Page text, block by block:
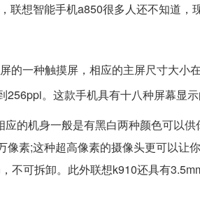
想智能手机a850很多人还不知道，
一种触摸屏，相应的主屏尺寸大小
256ppi。这款手机具有十八种屏幕显
机身一般是有黑白两种颜色可以供
素;这种超高像素的摄像头更可以让
不可拆卸。此外联想k910还具有